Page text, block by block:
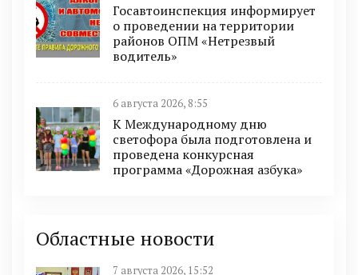
Госавтоинспекция информирует
о проведении на территории
районов ОПМ «Нетрезвый
водитель»
6 августа 2026, 8:55
К Международному дню
светофора была подготовлена и
проведена конкурсная
программа «Дорожная азбука»
Областные новости
7 августа 2026, 15:52